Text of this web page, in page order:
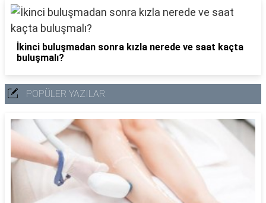
İkinci buluşmadan sonra kızla nerede ve saat kaçta
buluşmalı?
POPÜLER YAZILAR